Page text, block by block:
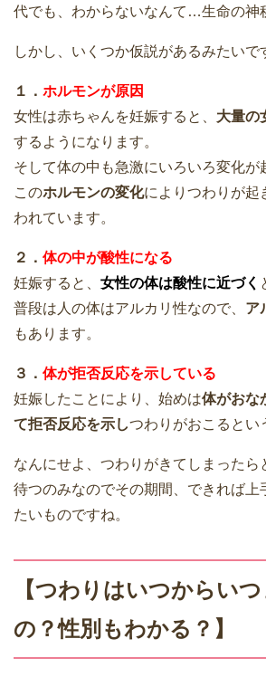
代でも、わからないなんて…生命の神
しかし、いくつか仮説があるみたいで
１． ホルモンが原因
女性は赤ちゃんを妊娠すると、 大量の
するようになります。
そして体の中も急激にいろいろ変化が
このホルモンの変化によりつわりが起
われています。
２． 体の中が酸性になる
妊娠すると、 女性の体は酸性に近づく
普段は人の体はアルカリ性なので、 ア
もあります。
３． 体が拒否反応を示している
妊娠したことにより、始めは体がおな
て拒否反応を示しつわりがおこるとい
なんにせよ、つわりがきてしまったら
待つのみなのでその期間、できれば上
たいものですね。
【つわりはいつからいつ
の？性別もわかる？】